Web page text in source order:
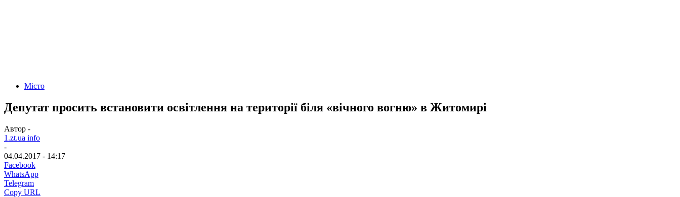
Місто
Депутат просить встановити освітлення на території біля «вічного вогню» в Житомирі
Автор -
1.zt.ua info
-
04.04.2017 - 14:17
Facebook
WhatsApp
Telegram
Copy URL